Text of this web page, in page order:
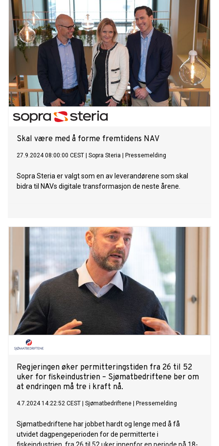
adm. direktør i Regnskap Norge.
Skal være med å forme fremtidens NAV
27.9.2024 08:00:00 CEST Sopra Steria Pressemelding
Sopra Steria er valgt som en av leverandørene som skal
bidra til NAVs digitale transformasjon de neste årene.
Regjeringen øker permitteringstiden fra 26 til 52
uker for fiskeindustrien – Sjømatbedriftene ber om
at endringen må tre i kraft nå.
4.7.2024 14:22:52 CEST Sjømatbedriftene Pressemelding
Sjømatbedriftene har jobbet hardt og lenge med å få
utvidet dagpengeperioden for de permitterte i